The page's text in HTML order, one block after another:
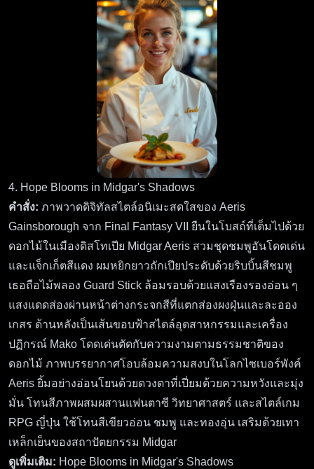
4. Hope Blooms in Midgar's Shadows
คำสั่ง: ภาพวาดดิจิทัลสไตล์อนิเมะสดใสของ Aeris
Gainsborough จาก Final Fantasy VII ยืนในโบสถ์ที่เต็มไปด้วย
ดอกไม้ในเมืองดิสโทเปีย Midgar Aeris สวมชุดชมพูอันโดดเด่น
และแจ็กเก็ตสีแดง ผมหยิกยาวถักเปียประดับด้วยริบบิ้นสีชมพู
เธอถือไม้พลอง Guard Stick ล้อมรอบด้วยแสงเรืองรองอ่อน ๆ
แสงแดดส่องผ่านหน้าต่างกระจกสีที่แตกส่องผงฝุ่นและละออง
เกสร ด้านหลังเป็นเส้นขอบฟ้าสไตล์อุตสาหกรรมและเครื่อง
ปฏิกรณ์ Mako โดดเด่นตัดกับความงามตามธรรมชาติของ
ดอกไม้ ภาพบรรยากาศโอบล้อมความสงบในโลกไซเบอร์พังค์
Aeris ยิ้มอย่างอ่อนโยนด้วยดวงตาที่เปี่ยมด้วยความหวังและมุ่ง
มั่น โทนสีภาพผสมผสานแฟนตาซี วิทยาศาสตร์ และสไตล์เกม
RPG ญี่ปุ่น ใช้โทนสีเขียวอ่อน ชมพู และทองอุ่น เสริมด้วยเทา
เหล็กเย็นของสถาปัตยกรรม Midgar
ดูเพิ่มเติม: Hope Blooms in Midgar's Shadows